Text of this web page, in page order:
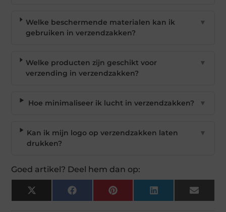
Welke beschermende materialen kan ik
gebruiken in verzendzakken?
▼
Welke producten zijn geschikt voor
verzending in verzendzakken?
▼
Hoe minimaliseer ik lucht in verzendzakken? ▼
Kan ik mijn logo op verzendzakken laten
drukken?
▼
Goed artikel? Deel hem dan op:
X
(Twitter)
Facebook Pinterest LinkedIn Email